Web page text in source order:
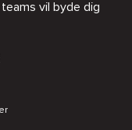
vil byde dig